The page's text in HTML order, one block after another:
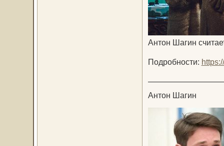
Антон Шагин
Подробности:
Антон Шагин